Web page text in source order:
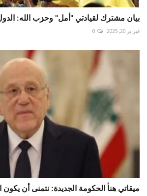
بيان مشترك لقيادتي "أمل" وحزب الله: الدول
فبراير 20, 2025 0
ميقاتي هنأ الحكومة الجديدة: نتمنى أن يكون